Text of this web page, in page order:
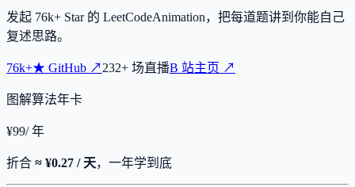
发起 76k+ Star 的 LeetCodeAnimation，把每道题讲到你能自己
复述思路。
76k+★ GitHub ↗232+ 场直播B 站主页 ↗
图解算法年卡
¥99/ 年
折合 ≈ ¥0.27 / 天，一年学到底